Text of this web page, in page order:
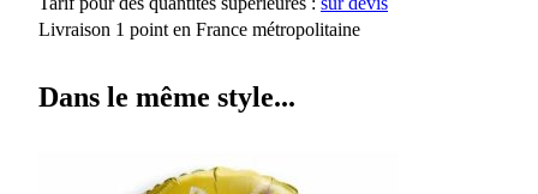
Livraison 1 point en France métropolitaine
Dans le même style...